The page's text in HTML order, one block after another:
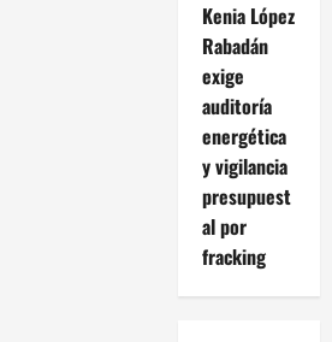
Kenia López
Rabadán
exige
auditoría
energética
y vigilancia
presupuest
al por
fracking